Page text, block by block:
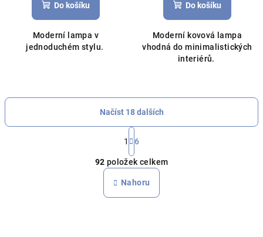
Do košíku
Moderní lampa v
jednoduchém stylu.
Do košíku
Moderní kovová lampa
vhodná do minimalistických
interiérů.
O
v
l
á
Načíst 18 dalších
S
t
r
á
n
k
o
1 6
92 položek celkem
Nahoru